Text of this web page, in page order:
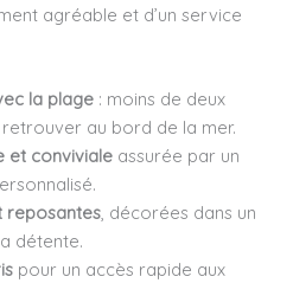
agréable et d’un service
la plage : moins de deux
au bord de la mer.
et conviviale assurée par un
reposantes, décorées dans un
détente.
pour un accès rapide aux